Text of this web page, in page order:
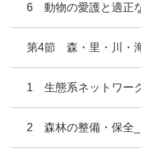
6 動物の愛護と適正
第4節 森・里・川・
1 生態系ネットワー
2 森林の整備・保全